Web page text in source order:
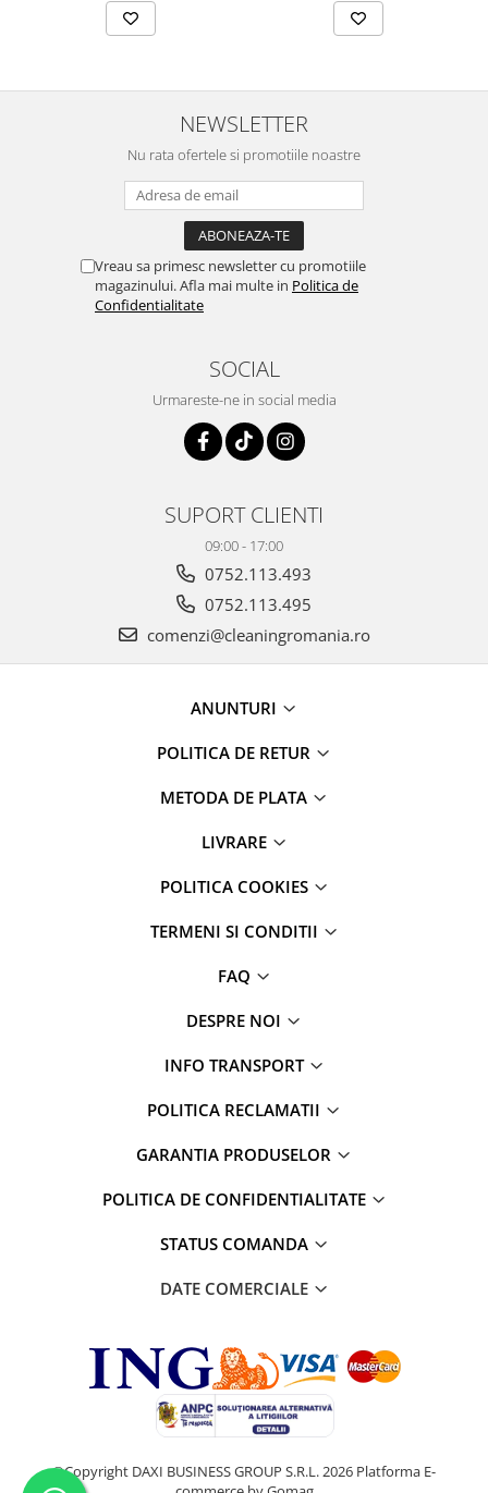
NEWSLETTER
Nu rata ofertele si promotiile noastre
Vreau sa primesc newsletter cu promotiile
magazinului. Afla mai multe in Politica de
Confidentialitate
SOCIAL
Urmareste-ne in social media
SUPORT CLIENTI
09:00 - 17:00
0752.113.493
0752.113.495
comenzi@cleaningromania.ro
ANUNTURI
POLITICA DE RETUR
METODA DE PLATA
LIVRARE
POLITICA COOKIES
TERMENI SI CONDITII
FAQ
DESPRE NOI
INFO TRANSPORT
POLITICA RECLAMATII
GARANTIA PRODUSELOR
POLITICA DE CONFIDENTIALITATE
STATUS COMANDA
DATE COMERCIALE
©Copyright DAXI BUSINESS GROUP S.R.L. 2026 Platforma E-